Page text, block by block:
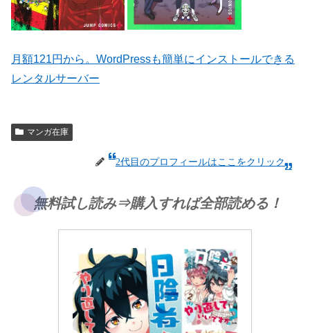
月額121円から。WordPressも簡単にインストールできる
レンタルサーバー
マンガ在庫
2代目のプロフィールはここをクリック
無料試し読み⇒購入すれば全部読める！